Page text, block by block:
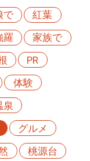
で
紅葉
羅
家族で
PR
体験
泉
グルメ
桃源台